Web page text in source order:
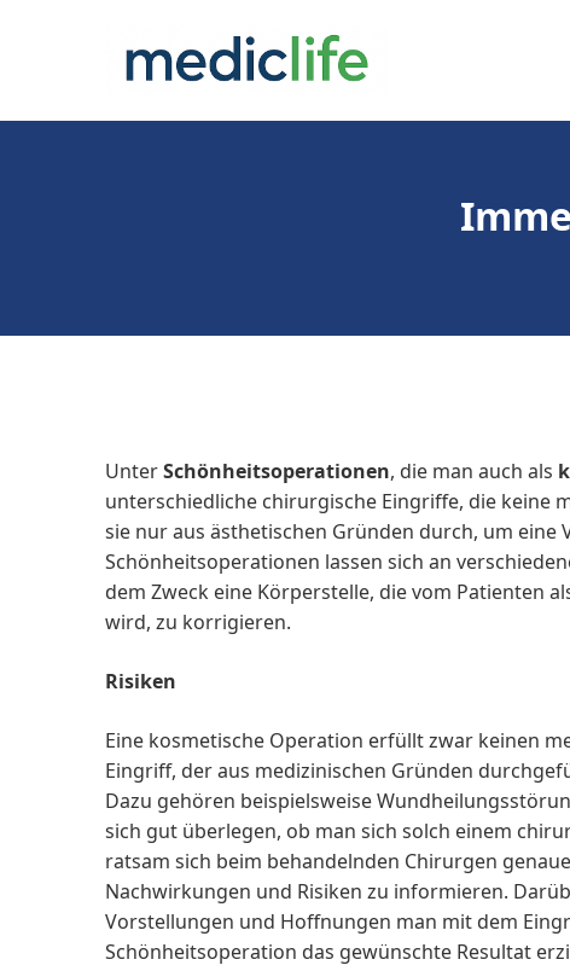
UnterSchönheitsoperationen, die man auch als
unterschiedliche chirurgische Eingriffe, die keine
sie nur aus ästhetischen Gründen durch, um eine
Schönheitsoperationen lassen sich an
dem Zweck eine Körperstelle, die vom Patienten
wird, zu korrigieren.
Risiken
Eine kosmetische Operation erfüllt zwar keinen
Eingriff, der aus medizinischen Gründen
Dazu gehören beispielsweise
sich gut überlegen, ob man sich solch einem
ratsam sich beim behandelnden Chirurgen
Nachwirkungen und Risiken zu informieren.
Vorstellungen und Hoffnungen man mit dem
Schönheitsoperation das gewünschte Resultat